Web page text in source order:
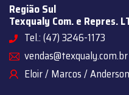
Região Sul
Texqualy Com. e Repres.
Tel.: (47) 3246-1173
vendas@texqualy.com.br
Eloir / Marcos / Anderson